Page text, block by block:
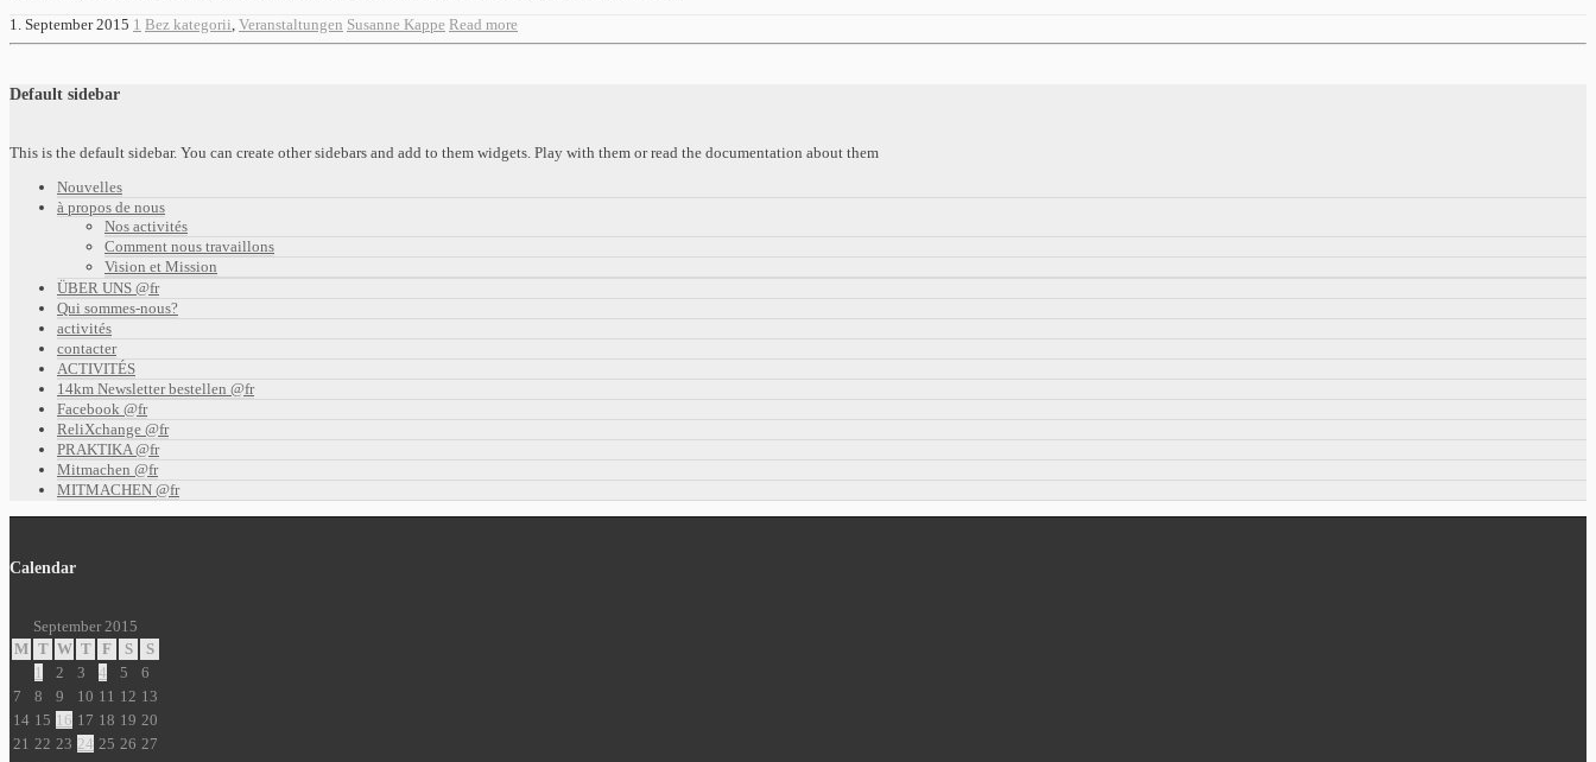
1. September 2015 1 Bez kategorii, Veranstaltungen Susanne Kappe Read more
Default sidebar
This is the default sidebar. You can create other sidebars and add to them widgets. Play with them or read the documentation about them
Nouvelles
à propos de nous
Nos activités
Comment nous travaillons
Vision et Mission
ÜBER UNS @fr
Qui sommes-nous?
activités
contacter
ACTIVITÉS
14km Newsletter bestellen @fr
Facebook @fr
ReliXchange @fr
PRAKTIKA @fr
Mitmachen @fr
MITMACHEN @fr
Calendar
September 2015
M T W T F S
S
1
2 3 4 5
6
7
8 9 10 11 12 13
14 15 16 17 18 19 20
21 22 23 24 25 26 27